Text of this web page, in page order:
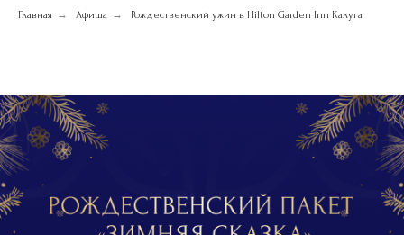
Главная → Афиша → Рождественский ужин в Hilton Garden Inn Калуга